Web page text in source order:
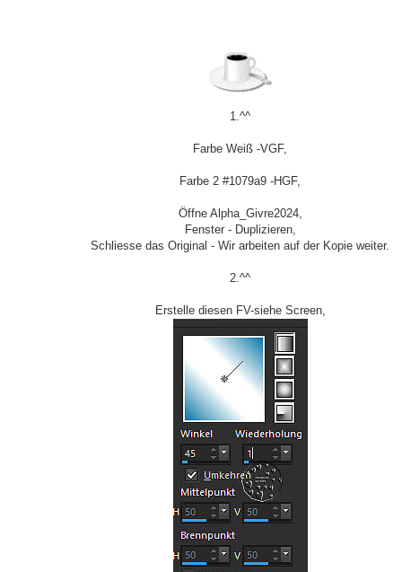
1.^^
Farbe Weiß -VGF,
Farbe 2 #1079a9 -HGF,
Öffne Alpha_Givre2024,
Fenster - Duplizieren,
Schliesse das Original - Wir arbeiten auf der Kopie weiter.
2.^^
Erstelle diesen FV-siehe Screen,